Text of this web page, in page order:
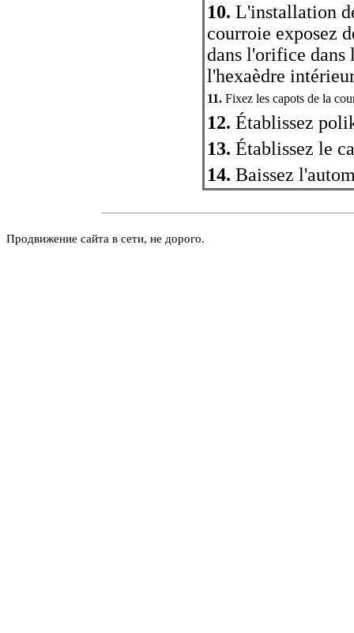
10. L'installation
courroie exposez
dans l'orifice dans
l'hexaèdre
11. Fixez les capots de la
12. Établissez
13. Établissez le
14. Baissez
Продвижение сайта в сети, не дорого.